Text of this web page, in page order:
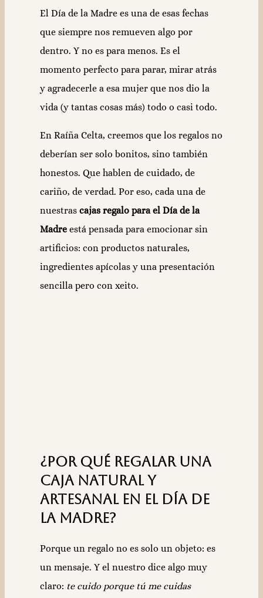
El Día de la Madre es una de esas fechas
que siempre nos remueven algo por
dentro. Y no es para menos. Es el
momento perfecto para parar, mirar atrás
y agradecerle a esa mujer que nos dio la
vida (y tantas cosas más) todo o casi todo.
En Raíña Celta, creemos que los regalos no
deberían ser solo bonitos, sino también
honestos. Que hablen de cuidado, de
cariño, de verdad. Por eso, cada una de
nuestras cajas regalo para el Día de la
Madre está pensada para emocionar sin
artificios: con productos naturales,
ingredientes apícolas y una presentación
sencilla pero con xeito.
¿Por qué regalar una
caja natural y
artesanal en el Día de
la Madre?
Porque un regalo no es solo un objeto: es
un mensaje. Y el nuestro dice algo muy
claro: te cuido porque tú me cuidas